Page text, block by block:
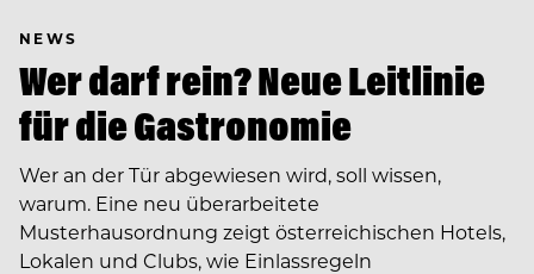
NEWS
Wer darf rein? Neue Leitlinie
für die Gastronomie
Wer an der Tür abgewiesen wird, soll wissen,
warum. Eine neu überarbeitete
Musterhausordnung zeigt österreichischen Hotels,
Lokalen und Clubs, wie Einlassregeln